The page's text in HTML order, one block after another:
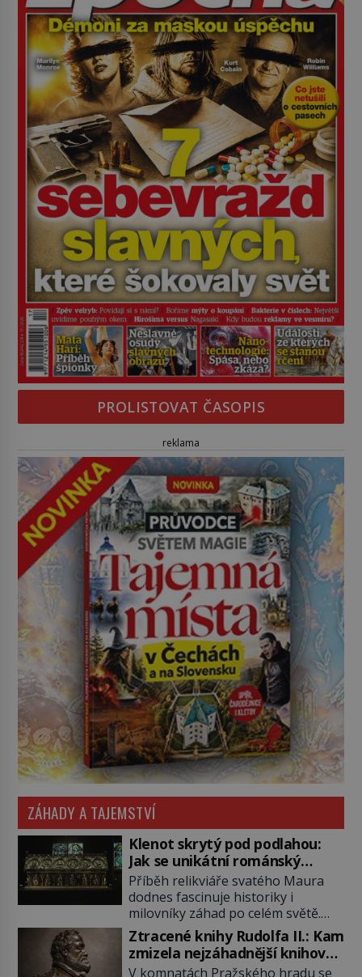
PROLISTOVAT ČASOPIS
reklama
ZÁHADY A TAJEMSTVÍ
Klenot skrytý pod podlahou:
Jak se unikátní románský
poklad dostal do zapadlého
Bečova?
Příběh relikviáře svatého Maura
dodnes fascinuje historiky i
milovníky záhad po celém světě.
Tato románská zlatnická památka
ze 13. století je po českých
korunovačních klenotech druhým
Ztracené knihy Rudolfa II.: Kam
zmizela nejzáhadnější knihovna
Evropy?
V komnatách Pražského hradu se